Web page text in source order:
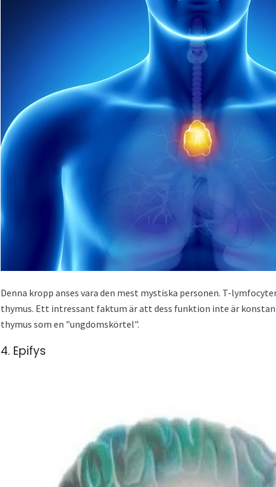
Denna kropp anses vara den mest mystiska personen. T-
thymus. Ett intressant faktum är att dess funktion inte är
thymus som en "ungdomskörtel".
4. Epifys